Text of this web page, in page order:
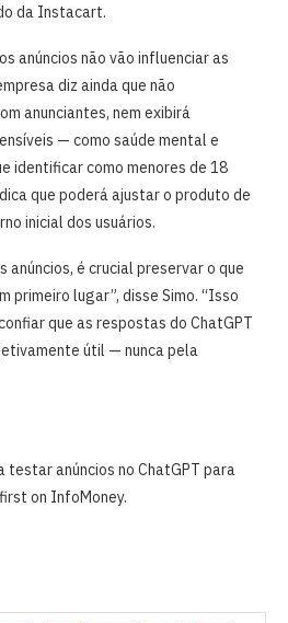
da Instacart.
anúncios não vão influenciar as
diz ainda que não
anunciantes, nem exibirá
— como saúde mental e
identificar como menores de 18
que poderá ajustar o produto de
inicial dos usuários.
anúncios, é crucial preservar o que
primeiro lugar”, disse Simo. “Isso
que as respostas do ChatGPT
útil — nunca pela
testar anúncios no ChatGPT para
on InfoMoney.